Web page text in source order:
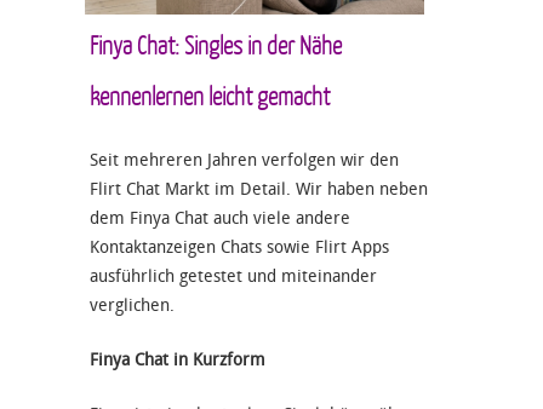
Finya Chat: Singles in der Nähe
kennenlernen leicht gemacht
Seit mehreren Jahren verfolgen wir den
Flirt Chat Markt im Detail. Wir haben neben
dem Finya Chat auch viele andere
Kontaktanzeigen Chats sowie Flirt Apps
ausführlich getestet und miteinander
verglichen.
Finya Chat in Kurzform